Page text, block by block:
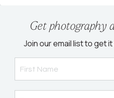
Get photography
Join our email list to get